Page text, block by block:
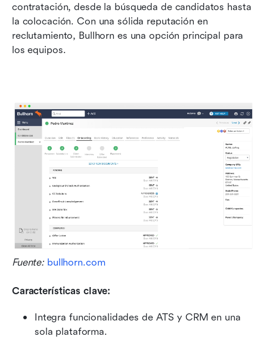
contratación, desde la búsqueda de candidatos hasta
la colocación. Con una sólida reputación en
reclutamiento, Bullhorn es una opción principal para
los equipos.
Fuente: bullhorn.com
Características clave:
Integra funcionalidades de ATS y CRM en una
sola plataforma.